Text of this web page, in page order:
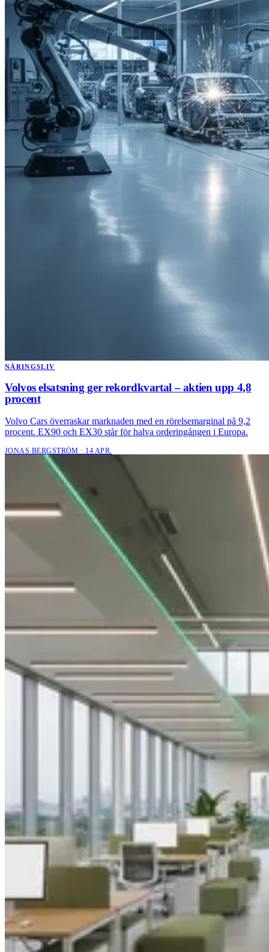
NÄRINGSLIV
Volvos elsatsning ger rekordkvartal – aktien upp 4,8
procent
Volvo Cars överraskar marknaden med en rörelsemarginal på 9,2
procent. EX90 och EX30 står för halva orderingången i Europa.
JONAS BERGSTRÖM · 14 APR.